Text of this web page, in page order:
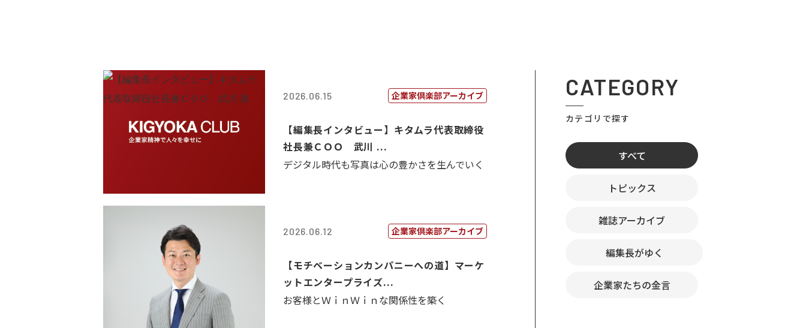
2026.06.15 企業家倶楽部アーカイブ
【編集長インタビュー】キタムラ代表取締役
社長兼ＣＯＯ 武川 ...
デジタル時代も写真は心の豊かさを生んでいく
2026.06.12 企業家倶楽部アーカイブ
【モチベーションカンパニーへの道】マーケ
ットエンタープライズ...
お客様とＷｉｎＷｉｎな関係性を築く
CATEGORY
カテゴリで探す
すべて
トピックス
雑誌アーカイブ
編集長がゆく
企業家たちの金言